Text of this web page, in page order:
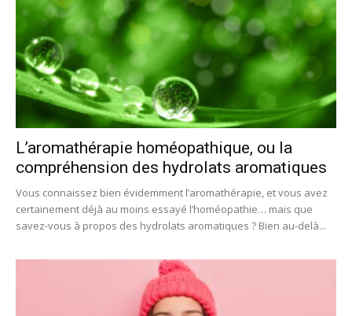
L’aromathérapie homéopathique, ou la
compréhension des hydrolats aromatiques
Vous connaissez bien évidemment l’aromathérapie, et vous avez
certainement déjà au moins essayé l’homéopathie… mais que
savez-vous à propos des hydrolats aromatiques ? Bien au-delà...